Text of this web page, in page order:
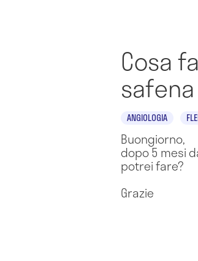
Cosa
ANGIOLOGIA
Buongiorno,
dopo 5 mesi
potrei fare?
Grazie